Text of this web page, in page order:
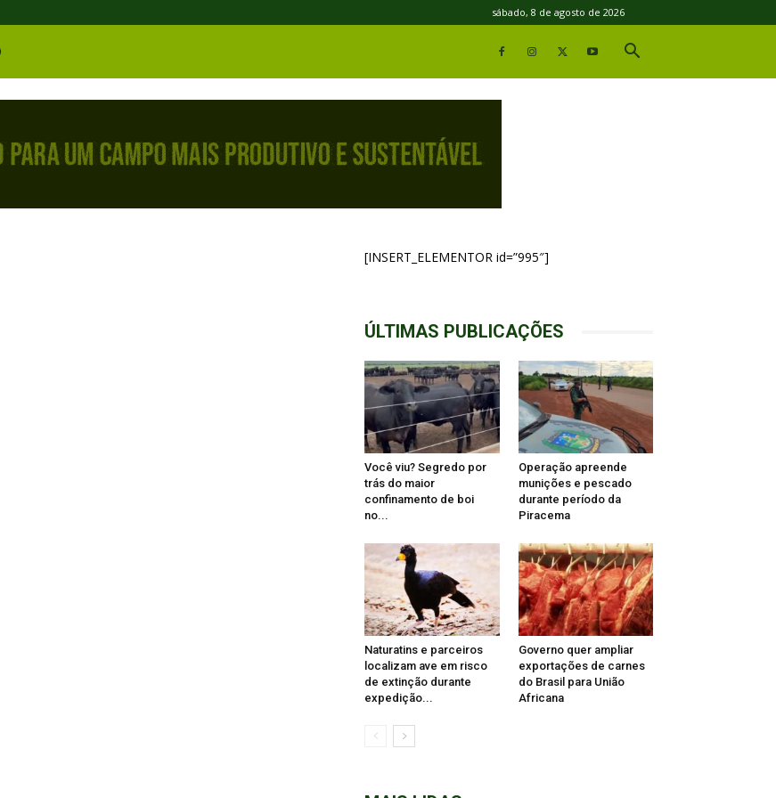
sábado, 8 de agosto de 2026
[INSERT_ELEMENTOR id=”995″]
ÚLTIMAS PUBLICAÇÕES
Você viu? Segredo por
trás do maior
confinamento de boi
no...
Operação apreende
munições e pescado
durante período da
Piracema
Naturatins e parceiros
localizam ave em risco
de extinção durante
expedição...
Governo quer ampliar
exportações de carnes
do Brasil para União
Africana